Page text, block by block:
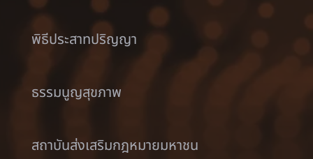
พิธีประสาทปริญญา
ธรรมนูญสุขภาพ
สถาบันส่งเสริมกฎหมายมหาชน